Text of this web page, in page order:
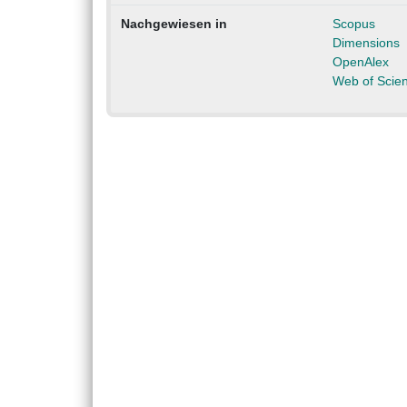
Nachgewiesen in
Scopus
Dimensions
OpenAlex
Web of